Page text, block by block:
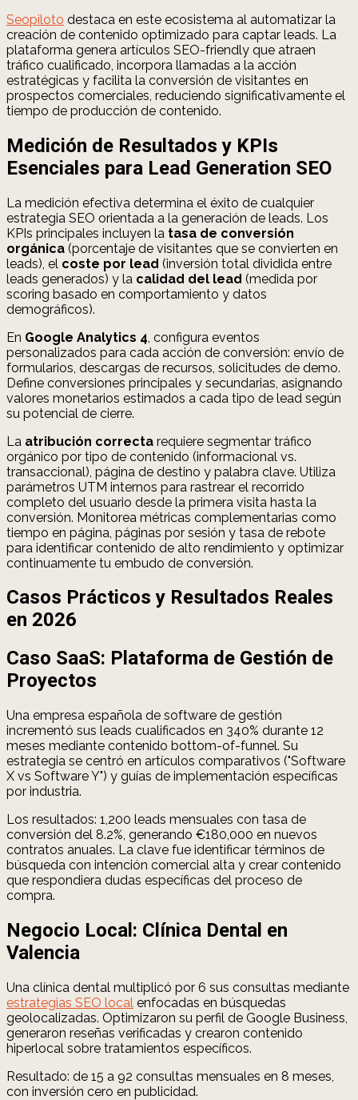
Seopiloto destaca en este ecosistema al automatizar la
creación de contenido optimizado para captar leads. La
plataforma genera artículos SEO-friendly que atraen
tráfico cualificado, incorpora llamadas a la acción
estratégicas y facilita la conversión de visitantes en
prospectos comerciales, reduciendo significativamente el
tiempo de producción de contenido.
Medición de Resultados y KPIs
Esenciales para Lead Generation SEO
La medición efectiva determina el éxito de cualquier
estrategia SEO orientada a la generación de leads. Los
KPIs principales incluyen la tasa de conversión
orgánica (porcentaje de visitantes que se convierten en
leads), el coste por lead (inversión total dividida entre
leads generados) y la calidad del lead (medida por
scoring basado en comportamiento y datos
demográficos).
En Google Analytics 4 , configura eventos
personalizados para cada acción de conversión: envío de
formularios, descargas de recursos, solicitudes de demo.
Define conversiones principales y secundarias, asignando
valores monetarios estimados a cada tipo de lead según
su potencial de cierre.
La atribución correcta requiere segmentar tráfico
orgánico por tipo de contenido (informacional vs.
transaccional), página de destino y palabra clave. Utiliza
parámetros UTM internos para rastrear el recorrido
completo del usuario desde la primera visita hasta la
conversión. Monitorea métricas complementarias como
tiempo en página, páginas por sesión y tasa de rebote
para identificar contenido de alto rendimiento y optimizar
continuamente tu embudo de conversión.
Casos Prácticos y Resultados Reales
en 2026
Caso SaaS: Plataforma de Gestión de
Proyectos
Una empresa española de software de gestión
incrementó sus leads cualificados en 340% durante 12
meses mediante contenido bottom-of-funnel. Su
estrategia se centró en artículos comparativos ("Software
X vs Software Y") y guías de implementación específicas
por industria.
Los resultados: 1,200 leads mensuales con tasa de
conversión del 8.2%, generando €180,000 en nuevos
contratos anuales. La clave fue identificar términos de
búsqueda con intención comercial alta y crear contenido
que respondiera dudas específicas del proceso de
compra.
Negocio Local: Clínica Dental en
Valencia
Una clínica dental multiplicó por 6 sus consultas mediante
estrategias SEO local enfocadas en búsquedas
geolocalizadas. Optimizaron su perfil de Google Business,
generaron reseñas verificadas y crearon contenido
hiperlocal sobre tratamientos específicos.
Resultado: de 15 a 92 consultas mensuales en 8 meses,
con inversión cero en publicidad.